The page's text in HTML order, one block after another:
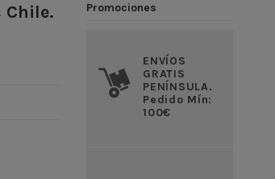
Chile.
Promociones
ENVÍOS
GRATIS
PENÍNSULA.
Pedido Mín:
100€